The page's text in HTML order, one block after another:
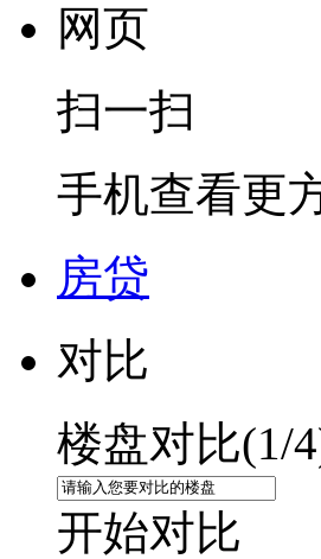
网页
扫一扫
手机查看更
房贷
对比
楼盘对比(1/
开始对比